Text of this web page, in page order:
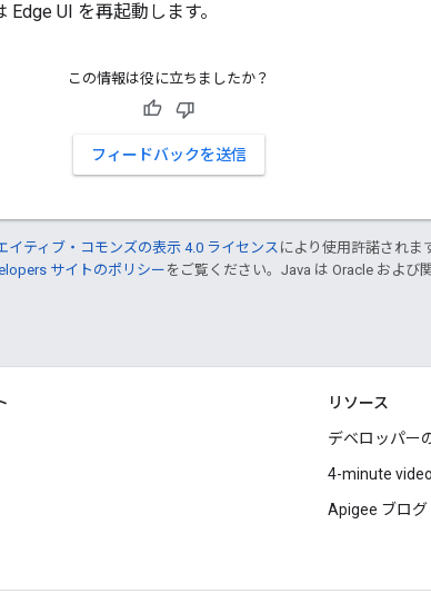
Edge UI を再起動します。
この情報は役に立ちましたか？
フィードバックを送信
イティブ・コモンズの表示 4.0 ライセンスにより使用許諾されま
サイトのポリシー をご覧ください。Java は Oracle および
リソース
デベロッパー
4-minute
Apigee ブログ